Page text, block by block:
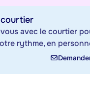
avec le courtier
rythme, en